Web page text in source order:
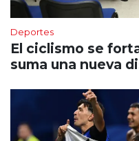
Deportes
El ciclismo se
suma una nueva